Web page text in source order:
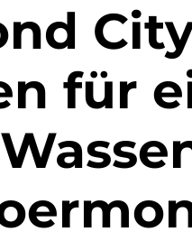
für